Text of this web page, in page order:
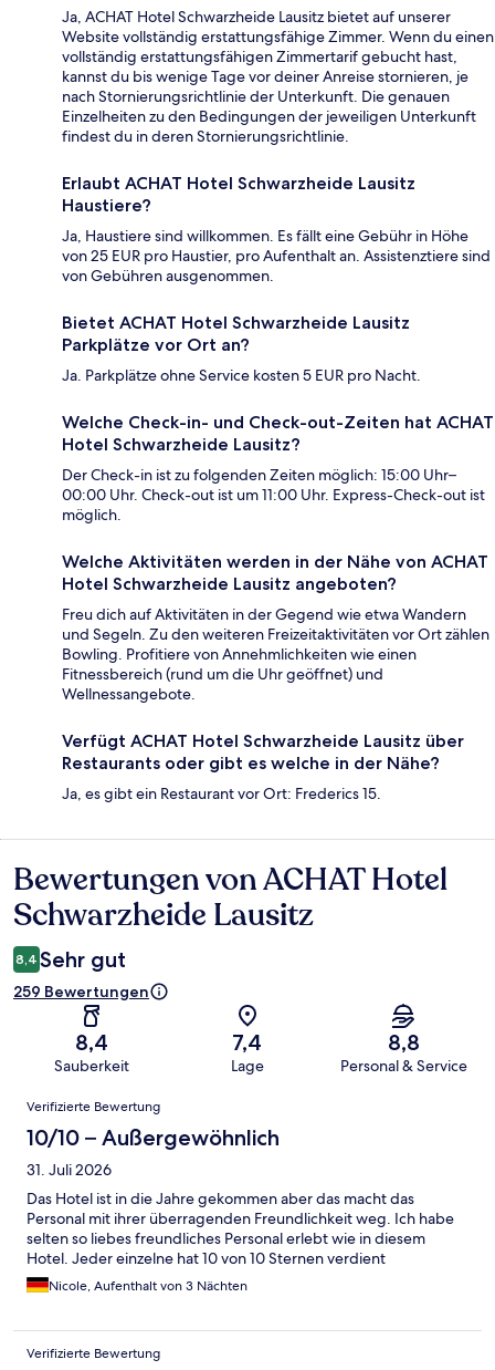
Ja, ACHAT Hotel Schwarzheide Lausitz bietet auf unserer
Website vollständig erstattungsfähige Zimmer. Wenn du einen
vollständig erstattungsfähigen Zimmertarif gebucht hast,
kannst du bis wenige Tage vor deiner Anreise stornieren, je
nach Stornierungsrichtlinie der Unterkunft. Die genauen
Einzelheiten zu den Bedingungen der jeweiligen Unterkunft
findest du in deren Stornierungsrichtlinie.
Erlaubt ACHAT Hotel Schwarzheide Lausitz
Haustiere?
Ja, Haustiere sind willkommen. Es fällt eine Gebühr in Höhe
von 25 EUR pro Haustier, pro Aufenthalt an. Assistenztiere sind
von Gebühren ausgenommen.
Bietet ACHAT Hotel Schwarzheide Lausitz
Parkplätze vor Ort an?
Ja. Parkplätze ohne Service kosten 5 EUR pro Nacht.
Welche Check-in- und Check-out-Zeiten hat ACHAT
Hotel Schwarzheide Lausitz?
Der Check-in ist zu folgenden Zeiten möglich: 15:00 Uhr–
00:00 Uhr. Check-out ist um 11:00 Uhr. Express-Check-out ist
möglich.
Welche Aktivitäten werden in der Nähe von ACHAT
Hotel Schwarzheide Lausitz angeboten?
Freu dich auf Aktivitäten in der Gegend wie etwa Wandern
und Segeln. Zu den weiteren Freizeitaktivitäten vor Ort zählen
Bowling. Profitiere von Annehmlichkeiten wie einen
Fitnessbereich (rund um die Uhr geöffnet) und
Wellnessangebote.
Verfügt ACHAT Hotel Schwarzheide Lausitz über
Restaurants oder gibt es welche in der Nähe?
Ja, es gibt ein Restaurant vor Ort: Frederics 15.
Bewertungen
Bewertungen von ACHAT Hotel
Schwarzheide Lausitz
8,4 Sehr gut
259 Bewertungen
8,4
Sauberkeit
7,4
Lage
8,8
Personal & Service
Bewertungen
Verifizierte Bewertung
10/10 – Außergewöhnlich
31. Juli 2026
Das Hotel ist in die Jahre gekommen aber das macht das
Personal mit ihrer überragenden Freundlichkeit weg. Ich habe
selten so liebes freundliches Personal erlebt wie in diesem
Hotel. Jeder einzelne hat 10 von 10 Sternen verdient
Nicole, Aufenthalt von 3 Nächten
Verifizierte Bewertung